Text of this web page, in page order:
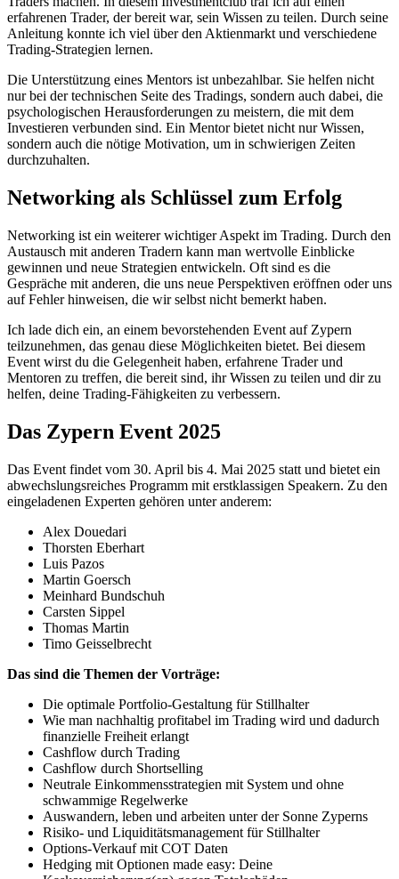
erfahrenen Trader, der bereit war, sein Wissen zu teilen. Durch seine
Anleitung konnte ich viel über den Aktienmarkt und verschiedene
Trading-Strategien lernen.
Die Unterstützung eines Mentors ist unbezahlbar. Sie helfen nicht
nur bei der technischen Seite des Tradings, sondern auch dabei, die
psychologischen Herausforderungen zu meistern, die mit dem
Investieren verbunden sind. Ein Mentor bietet nicht nur Wissen,
sondern auch die nötige Motivation, um in schwierigen Zeiten
durchzuhalten.
Networking als Schlüssel zum Erfolg
Networking ist ein weiterer wichtiger Aspekt im Trading. Durch den
Austausch mit anderen Tradern kann man wertvolle Einblicke
gewinnen und neue Strategien entwickeln. Oft sind es die
Gespräche mit anderen, die uns neue Perspektiven eröffnen oder uns
auf Fehler hinweisen, die wir selbst nicht bemerkt haben.
Ich lade dich ein, an einem bevorstehenden Event auf Zypern
teilzunehmen, das genau diese Möglichkeiten bietet. Bei diesem
Event wirst du die Gelegenheit haben, erfahrene Trader und
Mentoren zu treffen, die bereit sind, ihr Wissen zu teilen und dir zu
helfen, deine Trading-Fähigkeiten zu verbessern.
Das Zypern Event 2025
Das Event findet vom 30. April bis 4. Mai 2025 statt und bietet ein
abwechslungsreiches Programm mit erstklassigen Speakern. Zu den
eingeladenen Experten gehören unter anderem:
Alex Douedari
Thorsten Eberhart
Luis Pazos
Martin Goersch
Meinhard Bundschuh
Carsten Sippel
Thomas Martin
Timo Geisselbrecht
Das sind die Themen der Vorträge:
Die optimale Portfolio-Gestaltung für Stillhalter
Wie man nachhaltig profitabel im Trading wird und dadurch
finanzielle Freiheit erlangt
Cashflow durch Trading
Cashflow durch Shortselling
Neutrale Einkommensstrategien mit System und ohne
schwammige Regelwerke
Auswandern, leben und arbeiten unter der Sonne Zyperns
Risiko- und Liquiditätsmanagement für Stillhalter
Options-Verkauf mit COT Daten
Hedging mit Optionen made easy: Deine